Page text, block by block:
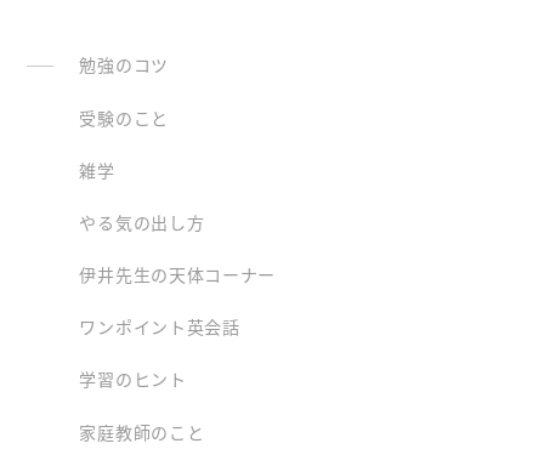
勉強のコツ
受験のこと
雑学
やる気の出し方
伊井先生の天体コーナー
ワンポイント英会話
学習のヒント
家庭教師のこと